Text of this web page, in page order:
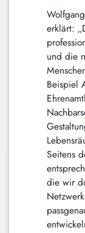
erklärt:
und die
Beispiel
Seitens
die wir